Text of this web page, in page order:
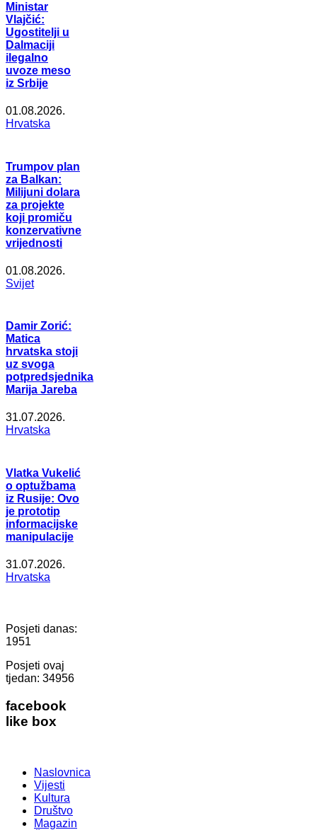
Ministar
Vlajčić:
Ugostitelji u
Dalmaciji
ilegalno
uvoze meso
iz Srbije
01.08.2026.
Hrvatska
Trumpov plan
za Balkan:
Milijuni dolara
za projekte
koji promiču
konzervativne
vrijednosti
01.08.2026.
Svijet
Damir Zorić:
Matica
hrvatska stoji
uz svoga
potpredsjednika
Marija Jareba
31.07.2026.
Hrvatska
Vlatka Vukelić
o optužbama
iz Rusije: Ovo
je prototip
informacijske
manipulacije
31.07.2026.
Hrvatska
Posjeti danas:
1951
Posjeti ovaj
tjedan: 34956
facebook
like box
Naslovnica
Vijesti
Kultura
Društvo
Magazin